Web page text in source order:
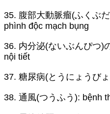
35. 腹部大動脈瘤(ふくぶ
phình độc mạch bụng
36. 内分泌(ないぶんぴつ)
nội tiết
37. 糖尿病(とうにょうび
38. 通風(つうふう): bệnh